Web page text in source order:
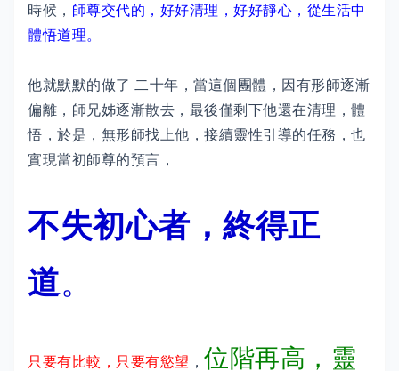
時候， 師尊交代的，好好清理，好好靜心，從生活中
體悟道理。
他就默默的做了 二十年，當這個團體，因有形師逐漸
偏離，師兄姊逐漸散去，最後僅剩下他還在清理，體
悟，於是，無形師找上他，接續靈性引導的任務，也
實現當初師尊的預言，
不失初心者，終得正
道。
只要有比較，只要有慾望 ， 位階再高，靈